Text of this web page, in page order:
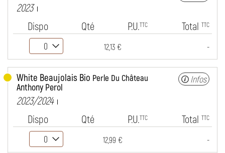
2023
Dispo Qté P.U.TTC Total TTC
12,13 € -
White Beaujolais Bio Perle Du Château
Anthony Perol
2023/2024
Infos
Dispo Qté P.U.TTC Total TTC
12,99 € -